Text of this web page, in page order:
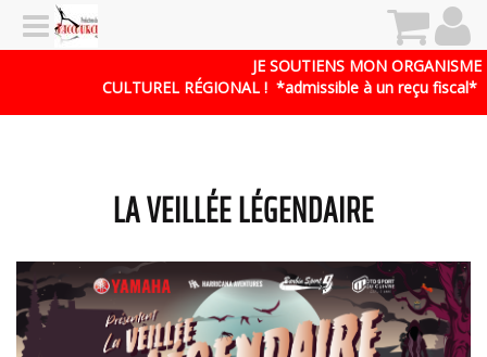
JE SOUTIENS MON ORGANISME
CULTUREL RÉGIONAL ! *admissible à un reçu fiscal*
LA VEILLÉE LÉGENDAIRE